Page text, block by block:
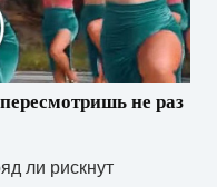
не раз
ли рискнут